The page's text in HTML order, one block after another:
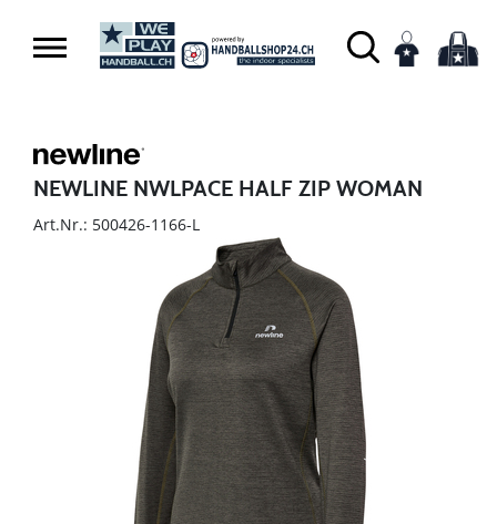
NEWLINE NWLPACE HALF ZIP WOMAN
Art.Nr.: 500426-1166-L